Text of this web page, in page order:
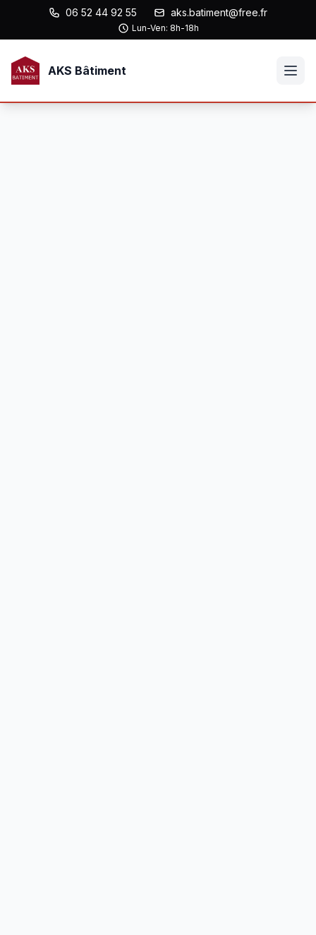
06 52 44 92 55 aks.batiment@free.fr
Lun-Ven: 8h-18h
AKS Bâtiment